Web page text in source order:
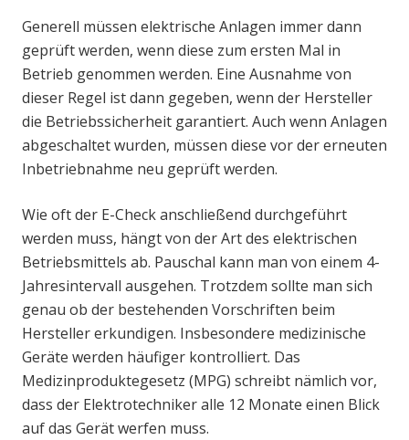
Generell müssen elektrische Anlagen immer dann
geprüft werden, wenn diese zum ersten Mal in
Betrieb genommen werden. Eine Ausnahme von
dieser Regel ist dann gegeben, wenn der Hersteller
die Betriebssicherheit garantiert. Auch wenn Anlagen
abgeschaltet wurden, müssen diese vor der erneuten
Inbetriebnahme neu geprüft werden.
Wie oft der E-Check anschließend durchgeführt
werden muss, hängt von der Art des elektrischen
Betriebsmittels ab. Pauschal kann man von einem 4-
Jahresintervall ausgehen. Trotzdem sollte man sich
genau ob der bestehenden Vorschriften beim
Hersteller erkundigen. Insbesondere medizinische
Geräte werden häufiger kontrolliert. Das
Medizinproduktegesetz (MPG) schreibt nämlich vor,
dass der Elektrotechniker alle 12 Monate einen Blick
auf das Gerät werfen muss.